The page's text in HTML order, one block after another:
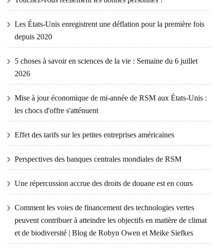
Les États-Unis enregistrent une déflation pour la première fois
depuis 2020
5 choses à savoir en sciences de la vie : Semaine du 6 juillet
2026
Mise à jour économique de mi-année de RSM aux États-Unis :
les chocs d'offre s'atténuent
Effet des tarifs sur les petites entreprises américaines
Perspectives des banques centrales mondiales de RSM
Une répercussion accrue des droits de douane est en cours
Comment les voies de financement des technologies vertes
peuvent contribuer à atteindre les objectifs en matière de climat
et de biodiversité | Blog de Robyn Owen et Meike Siefkes